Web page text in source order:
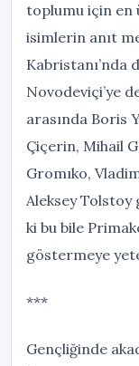
toplumu için en
isimlerin anıt
Novodeviçi’ye
arasında Boris
Çiçerin, Mihail
Gromıko,
Aleksey Tolstoy
ki bu bile
göstermeye
***
Gençliğinde